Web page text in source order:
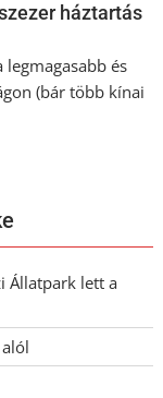
háztartás
legmagasabb és
(bár több kínai
Állatpark lett a